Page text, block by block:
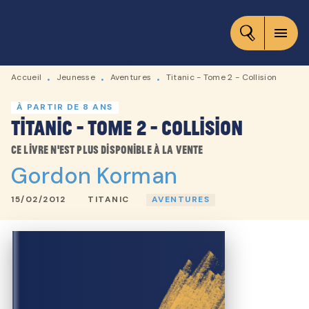
CONTENU
menu
Accueil • Jeunesse • Aventures • Titanic - Tome 2 - Collision
À PARTIR DE 8 ANS
Titanic - Tome 2 - Collision
Ce livre n'est plus disponible à la vente
Gordon Korman
15/02/2012 TITANIC AVENTURES